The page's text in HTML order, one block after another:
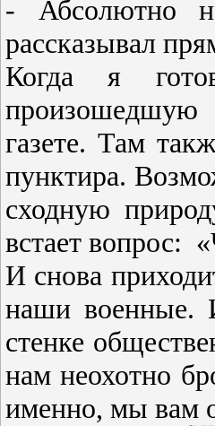
- Абсолютно
рассказывал
Когда я
произошедшую
газете. Там
пунктира.
сходную
встает вопрос:
И снова
наши военные.
стенке
нам неохотно
именно, мы вам